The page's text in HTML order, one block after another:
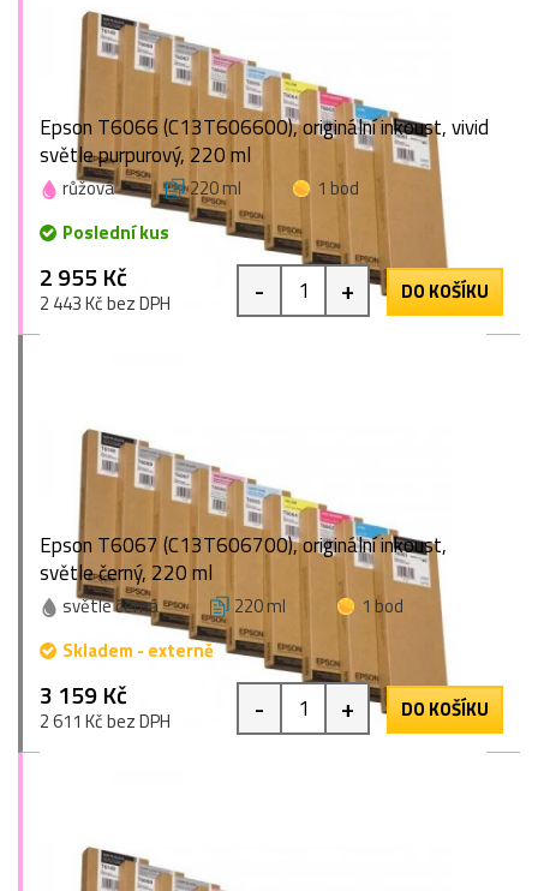
Epson T6066 (C13T606600), originální inkoust, vivid
světle purpurový, 220 ml
růžová 220 ml
1 bod
Poslední kus
2 955 Kč
2 443 Kč bez DPH - + DO KOŠÍKU
Epson T6067 (C13T606700), originální inkoust,
světle černý, 220 ml
světle černá 220 ml
1 bod
Skladem - externě
3 159 Kč
2 611 Kč bez DPH - + DO KOŠÍKU